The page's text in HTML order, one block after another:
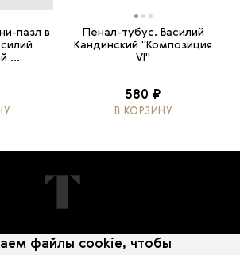
пазл в
...
Пенал-тубус. Василий
Кандинский "Композиция
VI"
580 ₽
В КОРЗИНУ
НОВОСТИ
файлы cookie, чтобы